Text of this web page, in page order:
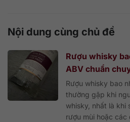
Nội dung cùng chủ đề
Rượu whisky
ABV chuẩn
Rượu whisky bao
thường gặp khi
whisky, nhất là khi
rượu mùi hoặc các